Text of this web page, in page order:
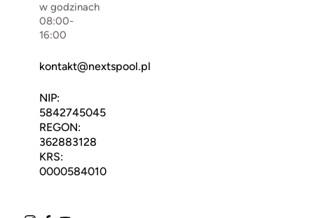
w godzinach
08:00-
16:00
kontakt@nextspool.pl
NIP:
5842745045
REGON:
362883128
KRS:
0000584010